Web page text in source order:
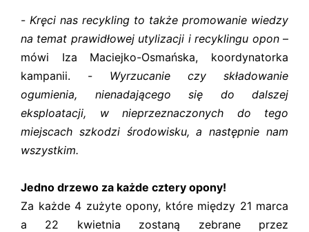
- Kręci nas recykling to także promowanie wiedzy
na temat prawidłowej utylizacji i recyklingu opon –
mówi Iza Maciejko-Osmańska, koordynatorka
kampanii. - Wyrzucanie czy składowanie
ogumienia, nienadającego się do dalszej
eksploatacji, w nieprzeznaczonych do tego
miejscach szkodzi środowisku, a następnie nam
wszystkim.
Jedno drzewo za każde cztery opony!
Za każde 4 zużyte opony, które między 21 marca
a 22 kwietnia zostaną zebrane przez